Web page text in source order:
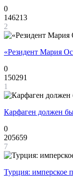
0
146213
2
«Резидент Мария
0
150291
1
Карфаген должен
0
205659
7
Турция: имперское